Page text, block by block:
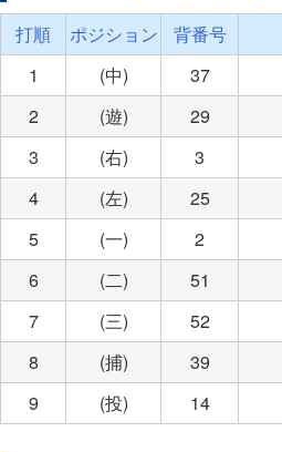
打順 ポジション 背番号
1
(中) 37
2
(遊) 29
3
(右) 3
4
(左) 25
5
(一) 2
6
(二) 51
7
(三) 52
8
(捕) 39
9
(投) 14